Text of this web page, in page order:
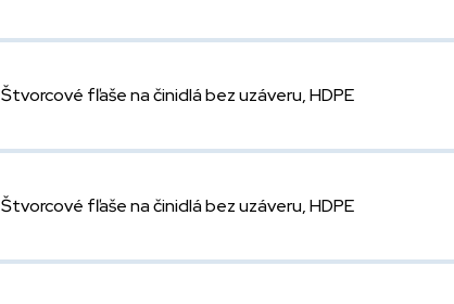
Štvorcové fľaše na činidlá bez uzáveru, HDPE
Štvorcové fľaše na činidlá bez uzáveru, HDPE